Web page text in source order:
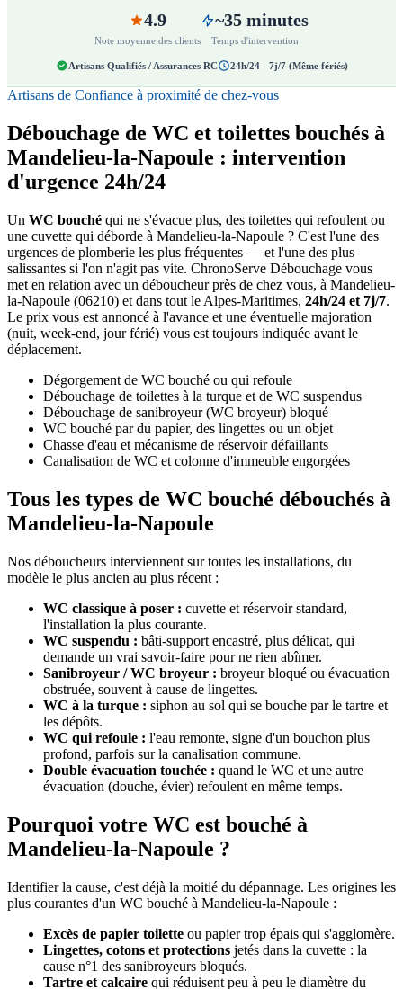
4.9
Note moyenne des clients
~35 minutes
Temps d'intervention
Artisans Qualifiés / Assurances RC 24h/24 - 7j/7 (Même fériés)
Artisans de Confiance à proximité de chez-vous
Débouchage de WC et toilettes bouchés à
Mandelieu-la-Napoule : intervention
d'urgence 24h/24
Un WC bouché qui ne s'évacue plus, des toilettes qui refoulent ou
une cuvette qui déborde à Mandelieu-la-Napoule ? C'est l'une des
urgences de plomberie les plus fréquentes — et l'une des plus
salissantes si l'on n'agit pas vite. ChronoServe Débouchage vous
met en relation avec un déboucheur près de chez vous, à Mandelieu-
la-Napoule (06210) et dans tout le Alpes-Maritimes, 24h/24 et 7j/7.
Le prix vous est annoncé à l'avance et une éventuelle majoration
(nuit, week-end, jour férié) vous est toujours indiquée avant le
déplacement.
Dégorgement de WC bouché ou qui refoule
Débouchage de toilettes à la turque et de WC suspendus
Débouchage de sanibroyeur (WC broyeur) bloqué
WC bouché par du papier, des lingettes ou un objet
Chasse d'eau et mécanisme de réservoir défaillants
Canalisation de WC et colonne d'immeuble engorgées
Tous les types de WC bouché débouchés à
Mandelieu-la-Napoule
Nos déboucheurs interviennent sur toutes les installations, du
modèle le plus ancien au plus récent :
WC classique à poser : cuvette et réservoir standard,
l'installation la plus courante.
WC suspendu : bâti-support encastré, plus délicat, qui
demande un vrai savoir-faire pour ne rien abîmer.
Sanibroyeur / WC broyeur : broyeur bloqué ou évacuation
obstruée, souvent à cause de lingettes.
WC à la turque : siphon au sol qui se bouche par le tartre et
les dépôts.
WC qui refoule : l'eau remonte, signe d'un bouchon plus
profond, parfois sur la canalisation commune.
Double évacuation touchée : quand le WC et une autre
évacuation (douche, évier) refoulent en même temps.
Pourquoi votre WC est bouché à
Mandelieu-la-Napoule ?
Identifier la cause, c'est déjà la moitié du dépannage. Les origines les
plus courantes d'un WC bouché à Mandelieu-la-Napoule :
Excès de papier toilette ou papier trop épais qui s'agglomère.
Lingettes, cotons et protections jetés dans la cuvette : la
cause n°1 des sanibroyeurs bloqués.
Tartre et calcaire qui réduisent peu à peu le diamètre du